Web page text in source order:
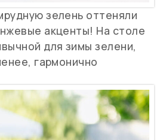
зелень оттеняли
акценты! На столе
для зимы зелени,
гармонично